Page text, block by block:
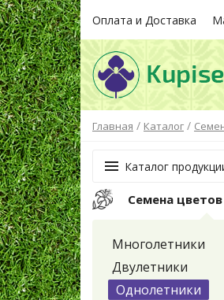
Оплата и Доставка
Главная / Каталог /
Каталог
Семена цветов
Многолетники
Двулетники
Однолетники